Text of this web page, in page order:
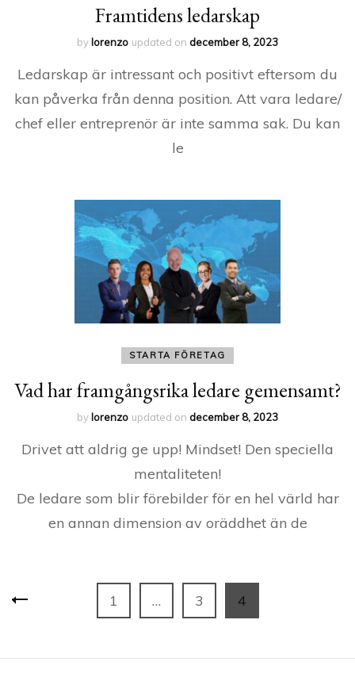
Framtidens ledarskap
by lorenzo updated on december 8, 2023
Ledarskap är intressant och positivt eftersom du
kan påverka från denna position. Att vara ledare/
chef eller entreprenör är inte samma sak. Du kan
le
STARTA FÖRETAG
Vad har framgångsrika ledare gemensamt?
by lorenzo updated on december 8, 2023
Drivet att aldrig ge upp! Mindset! Den speciella
mentaliteten!
De ledare som blir förebilder för en hel värld har
en annan dimension av oräddhet än de
Sidnumrering
Page
1 … Page
3 Page
4